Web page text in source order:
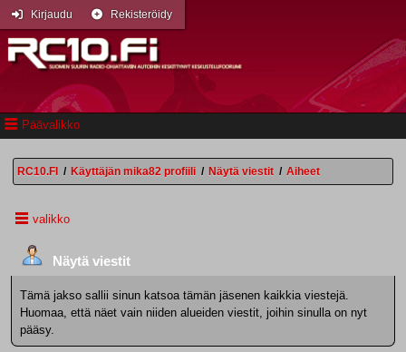
Päävalikko
Kirjaudu Rekisteröidy
RC10.FI / Käyttäjän mika82 profiili / Näytä viestit / Aiheet
valikko
Näytä viestit
Tämä jakso sallii sinun katsoa tämän jäsenen kaikkia viestejä.
Huomaa, että näet vain niiden alueiden viestit, joihin sinulla on nyt
pääsy.